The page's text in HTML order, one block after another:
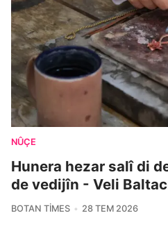
NÛÇE
Hunera hezar salî di
de vedijîn - Veli
BOTAN TIMES 28 TEM 2026